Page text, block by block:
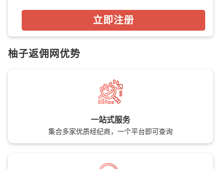
立即注册
柚子返佣网优势
一站式服务
集合多家优质经纪商，一个平台即可查询